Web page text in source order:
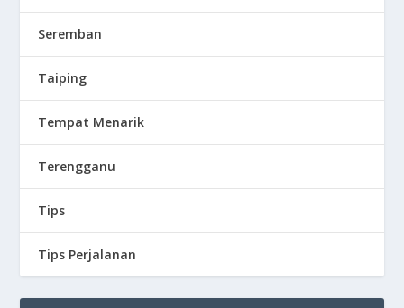
Seremban
Taiping
Tempat Menarik
Terengganu
Tips
Tips Perjalanan